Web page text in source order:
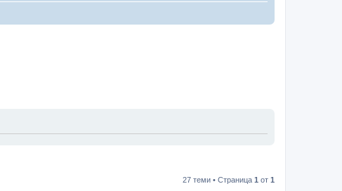
27 теми • Страница 1 от 1